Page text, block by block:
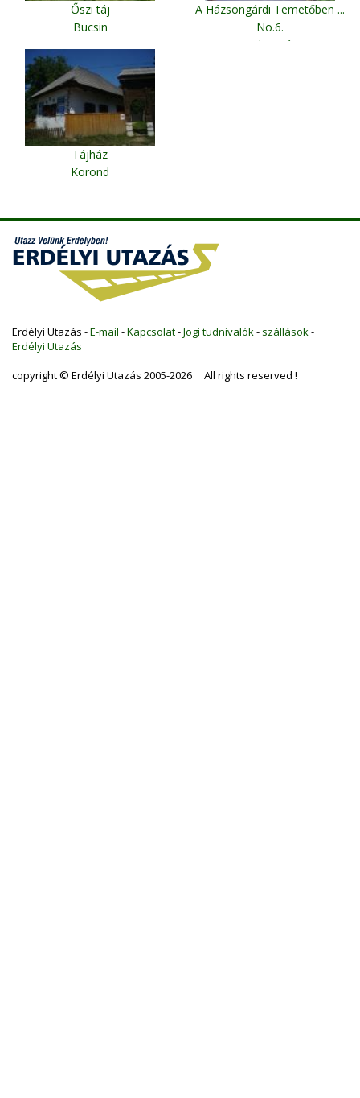
Őszi táj
Bucsin
A Házsongárdi Temetőben ...
No.6.
Kolozsvár
Tájház
Korond
Erdélyi Utazás -E-mail -Kapcsolat-Jogi tudnivalók - szállások -
Erdélyi Utazás
copyright © Erdélyi Utazás 2005-2026 All rights reserved !